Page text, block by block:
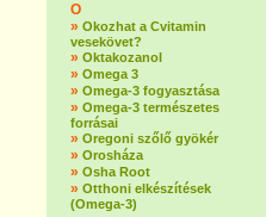
O
» Okozhat a Cvitamin
vesekövet?
» Oktakozanol
» Omega 3
» Omega-3 fogyasztása
» Omega-3 természetes
forrásai
» Oregoni szőlő gyökér
» Orosháza
» Osha Root
» Otthoni elkészítések
(Omega-3)